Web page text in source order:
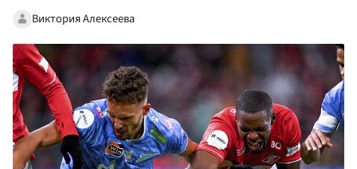
Виктория Алексеева